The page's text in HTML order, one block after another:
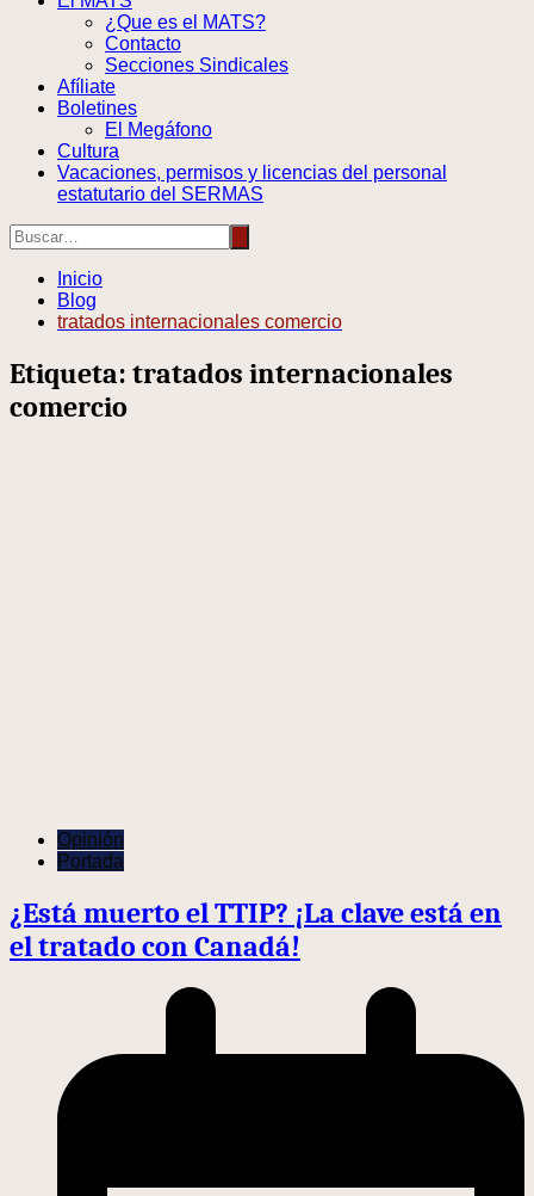
¿Que es el MATS?
Contacto
Secciones Sindicales
Afíliate
Boletines
El Megáfono
Cultura
Vacaciones, permisos y licencias del personal
estatutario del SERMAS
Inicio
Blog
tratados internacionales comercio
Etiqueta: tratados internacionales
comercio
Opinión
Portada
¿Está muerto el TTIP? ¡La clave está en
el tratado con Canadá!